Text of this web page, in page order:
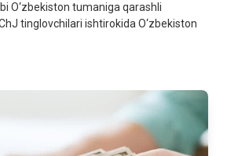
O‘zbekiston tumaniga qarashli
tinglovchilari ishtirokida O‘zbekiston